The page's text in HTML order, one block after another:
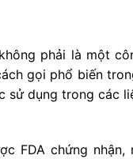
phải là một
gọi phổ biến
dụng trong các
FDA chứng nhận,